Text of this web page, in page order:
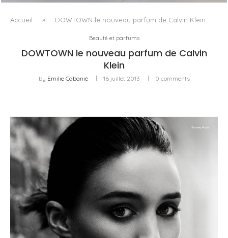
Accueil » DOWTOWN le nouveau parfum de Calvin Klein
Beauté et parfums
DOWTOWN le nouveau parfum de Calvin
Klein
by Emilie Cabanié 16 juillet 2013 0 comments